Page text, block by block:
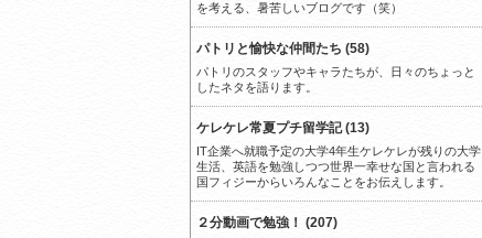
を考える、暑苦しいブログです（笑）
パトリと愉快な仲間たち (58)
パトリのスタッフやキャラたちが、日々のちょっと
したネタを語ります。
ケレケレ常夏プチ留学記 (13)
IT企業へ就職予定の大学4年生ケレケレが残りの大学
生活、英語を勉強しつつ世界一幸せな国と言われる
国フィジーからいろんなことをお伝えします。
２分動画で勉強！ (207)